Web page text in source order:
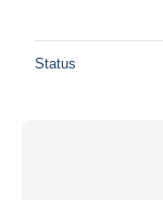
Status